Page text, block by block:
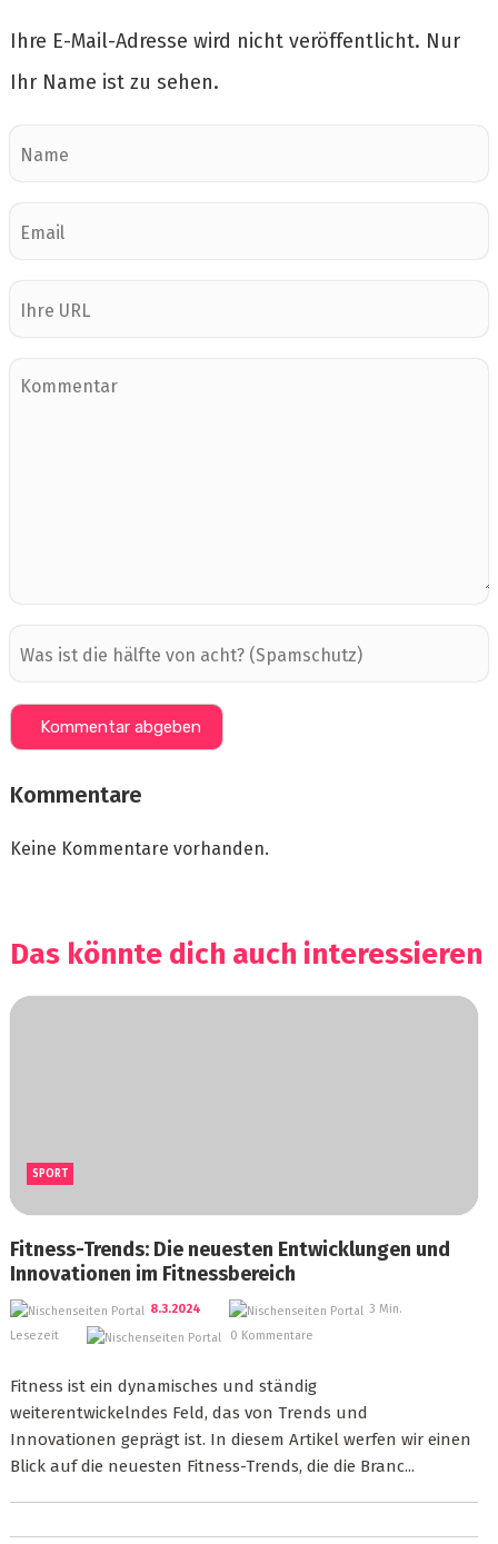
Ihre E-Mail-Adresse wird nicht veröffentlicht. Nur
Ihr Name ist zu sehen.
Kommentare
Keine Kommentare vorhanden.
Das könnte dich auch interessieren
SPORT
Fitness-Trends: Die neuesten Entwicklungen und
Innovationen im Fitnessbereich
8.3.2024
3 Min.
Lesezeit
0 Kommentare
Fitness ist ein dynamisches und ständig
weiterentwickelndes Feld, das von Trends und
Innovationen geprägt ist. In diesem Artikel werfen wir einen
Blick auf die neuesten Fitness-Trends, die die Branc...